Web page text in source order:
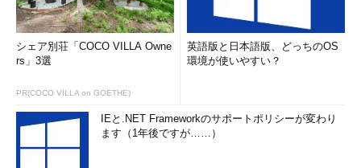
シェア別荘「COCO VILLA Owne
rs」3選
PR(COCO VILLA on GOETHE)
英語版と日本語版、どっちのOS
環境が使いやすい？
IEと.NET Frameworkのサポートポリシーが変わり
ます（1年後ですが……）